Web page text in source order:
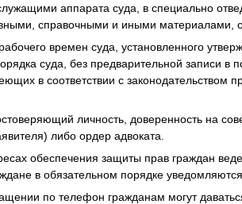
аппарата суда, в специально
справочными и иными материалами,
времен суда, установленного
суда, без предварительной записи в
в соответствии с законодательством
личность, доверенность на
либо ордер адвоката.
обеспечения защиты прав граждан
в обязательном порядке
по телефон гражданам могут